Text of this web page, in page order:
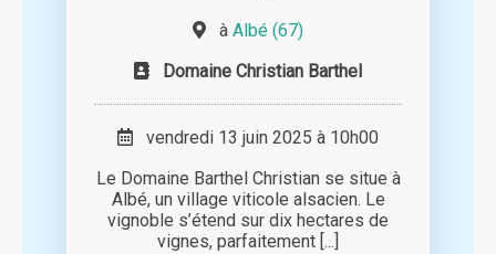
à Albé (67)
Domaine Christian Barthel
vendredi 13 juin 2025 à 10h00
Le Domaine Barthel Christian se situe à
Albé, un village viticole alsacien. Le
vignoble s’étend sur dix hectares de
vignes, parfaitement [...]